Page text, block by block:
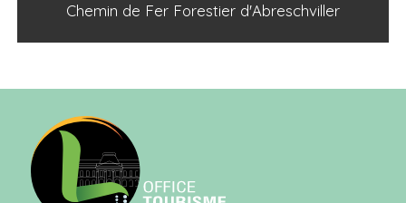
Chemin de Fer Forestier d'Abreschviller